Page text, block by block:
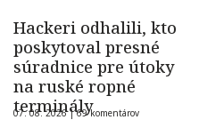
Hackeri odhalili, kto
poskytoval presné
súradnice pre útoky
na ruské ropné
terminály
07. 08. 2026 |69 komentárov